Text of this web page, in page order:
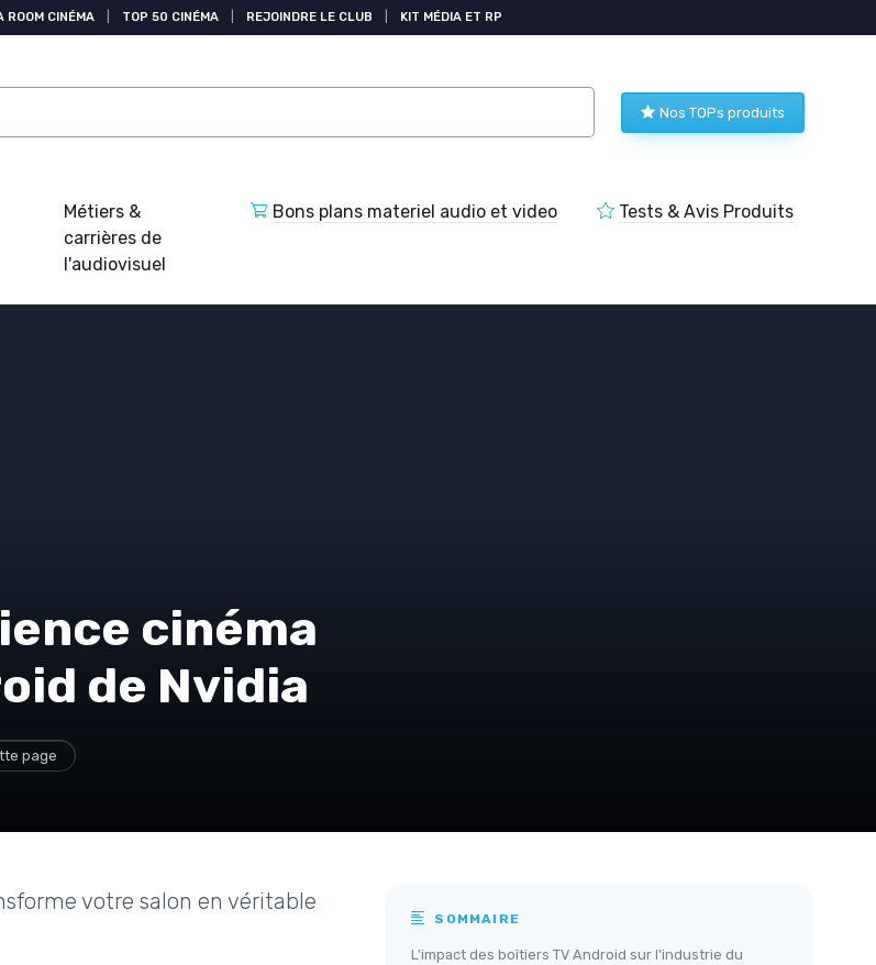
ROOM CINÉMA TOP 50 CINÉMA REJOINDRE LE CLUB KIT MÉDIA ET RP
Nos TOPs produits
Métiers &
carrières de
l'audiovisuel
Bons plans materiel audio et video Tests & Avis Produits
cinéma
de Nvidia
page
votre salon en véritable
SOMMAIRE
L'impact des boîtiers TV Android sur l'industrie du